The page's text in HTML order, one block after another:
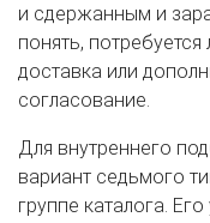
и сдержанным и
понять, потребуется
доставка или
согласование.
Для внутреннего
вариант седьмого
группе каталога.